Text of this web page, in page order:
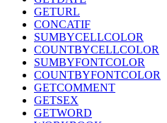
GETURL
CONCATIF
SUMBYCELLCOLOR
COUNTBYCELLCOLOR
SUMBYFONTCOLOR
COUNTBYFONTCOLOR
GETCOMMENT
GETSEX
GETWORD